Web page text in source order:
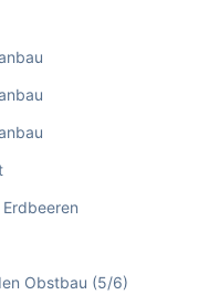
Obstbau (5/6)